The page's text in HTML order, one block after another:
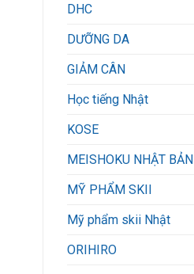
DHC
DƯỠNG DA
GIẢM CÂN
Học tiếng Nhật
KOSE
MEISHOKU NHẬT BẢN
MỸ PHẨM SKII
Mỹ phẩm skii Nhật
ORIHIRO